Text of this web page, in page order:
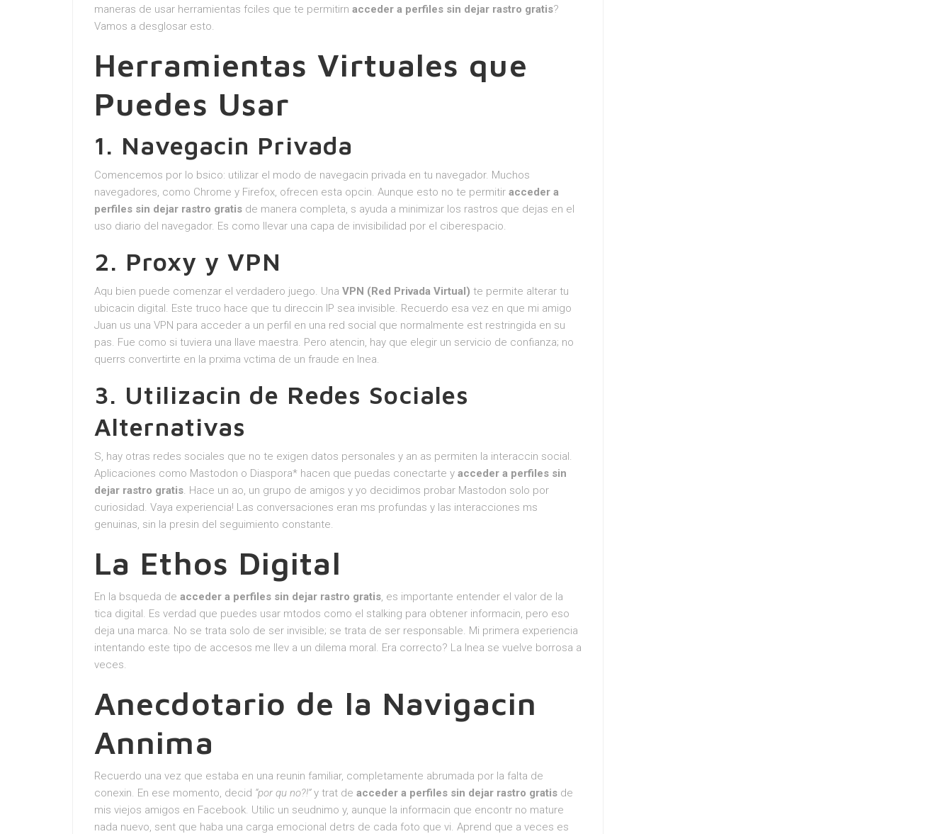
maneras de usar herramientas fciles que te permitirn acceder a perfiles sin dejar rastro gratis?
Vamos a desglosar esto.
Herramientas Virtuales que
Puedes Usar
1. Navegacin Privada
Comencemos por lo bsico: utilizar el modo de navegacin privada en tu navegador. Muchos
navegadores, como Chrome y Firefox, ofrecen esta opcin. Aunque esto no te permitir acceder a
perfiles sin dejar rastro gratis de manera completa, s ayuda a minimizar los rastros que dejas en el
uso diario del navegador. Es como llevar una capa de invisibilidad por el ciberespacio.
2. Proxy y VPN
Aqu bien puede comenzar el verdadero juego. Una VPN (Red Privada Virtual) te permite alterar tu
ubicacin digital. Este truco hace que tu direccin IP sea invisible. Recuerdo esa vez en que mi amigo
Juan us una VPN para acceder a un perfil en una red social que normalmente est restringida en su
pas. Fue como si tuviera una llave maestra. Pero atencin, hay que elegir un servicio de confianza; no
querrs convertirte en la prxima vctima de un fraude en lnea.
3. Utilizacin de Redes Sociales
Alternativas
S, hay otras redes sociales que no te exigen datos personales y an as permiten la interaccin social.
Aplicaciones como Mastodon o Diaspora* hacen que puedas conectarte y acceder a perfiles sin
dejar rastro gratis. Hace un ao, un grupo de amigos y yo decidimos probar Mastodon solo por
curiosidad. Vaya experiencia! Las conversaciones eran ms profundas y las interacciones ms
genuinas, sin la presin del seguimiento constante.
La Ethos Digital
En la bsqueda de acceder a perfiles sin dejar rastro gratis, es importante entender el valor de la
tica digital. Es verdad que puedes usar mtodos como el stalking para obtener informacin, pero eso
deja una marca. No se trata solo de ser invisible; se trata de ser responsable. Mi primera experiencia
intentando este tipo de accesos me llev a un dilema moral. Era correcto? La lnea se vuelve borrosa a
veces.
Anecdotario de la Navigacin
Annima
Recuerdo una vez que estaba en una reunin familiar, completamente abrumada por la falta de
conexin. En ese momento, decid “por qu no?!”y trat de acceder a perfiles sin dejar rastro gratis de
mis viejos amigos en Facebook. Utilic un seudnimo y, aunque la informacin que encontr no mature
nada nuevo, sent que haba una carga emocional detrs de cada foto que vi. Aprend que a veces es